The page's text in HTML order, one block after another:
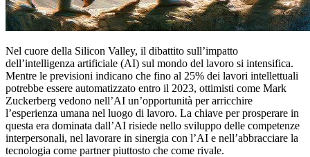
Nel cuore della Silicon Valley, il dibattito sull’impatto
dell’intelligenza artificiale (AI) sul mondo del lavoro si intensifica.
Mentre le previsioni indicano che fino al 25% dei lavori intellettuali
potrebbe essere automatizzato entro il 2023, ottimisti come Mark
Zuckerberg vedono nell’AI un’opportunità per arricchire
l’esperienza umana nel luogo di lavoro. La chiave per prosperare in
questa era dominata dall’AI risiede nello sviluppo delle competenze
interpersonali, nel lavorare in sinergia con l’AI e nell’abbracciare la
tecnologia come partner piuttosto che come rivale.